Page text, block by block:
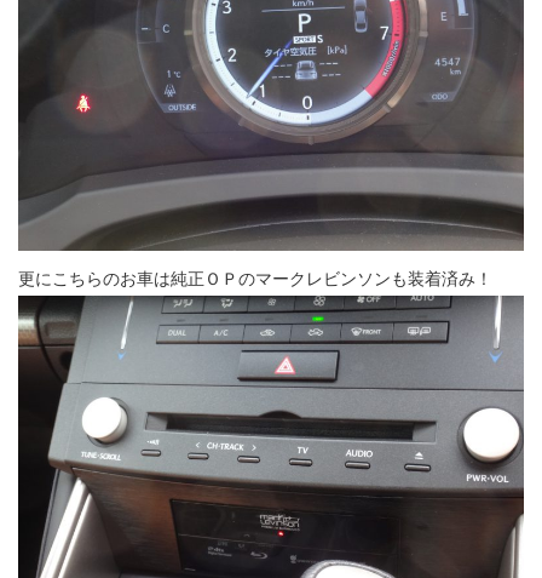
更にこちらのお車は純正ＯＰのマークレビンソンも装着済み！